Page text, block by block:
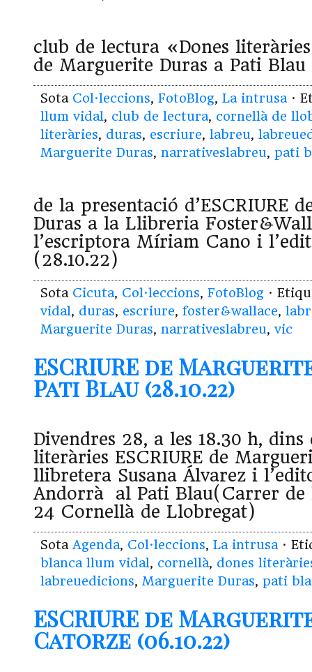
club de lectura «Dones
de Marguerite Duras a Pati
Sota Col·leccions, FotoBlog, La intrusa ·
llum vidal, club de lectura, cornellà de
literàries, duras, escriure, labreu,
Marguerite Duras, narrativeslabreu, pati
de la presentació d’ESCRIURE
Duras a la Llibreria
l’escriptora Míriam Cano i
(28.10.22)
Sota Cicuta, Col·leccions, FotoBlog ·
vidal, duras, escriure, foster&wallace,
Marguerite Duras, narrativeslabreu, vic
ESCRIURE de
Pati Blau (28.10.22)
Divendres 28, a les 18.30 h, dins
literàries ESCRIURE de
llibretera Susana Álvarez i
Andorrà al Pati Blau(Carrer de
24 Cornellà de Llobregat)
Sota Agenda, Col·leccions, La intrusa ·
blanca llum vidal, cornellà, dones
labreuedicions, Marguerite Duras, pati
ESCRIURE de
Catorze (06.10.22)